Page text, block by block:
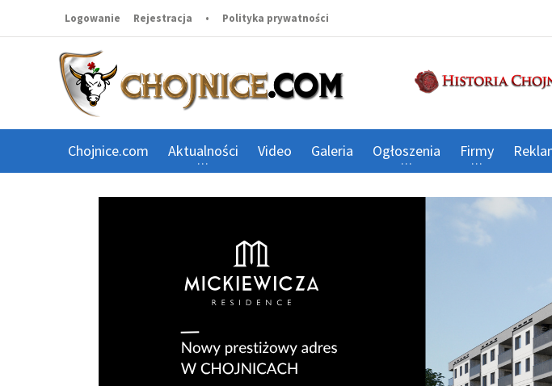
Logowanie Rejestracja • Polityka prywatności
Chojnice.com Aktualności Video Galeria Ogłoszenia Firmy